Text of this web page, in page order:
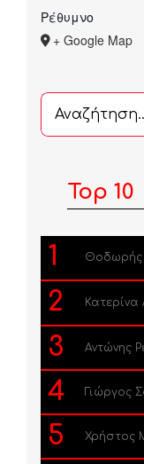
Ρέθυμνο
+ Google Map
Αναζήτηση
...
Top 10
1 Θοδωρής
2 Κατερίνα
3 Αντώνης
4 Γιώργος
5 Χρήστος